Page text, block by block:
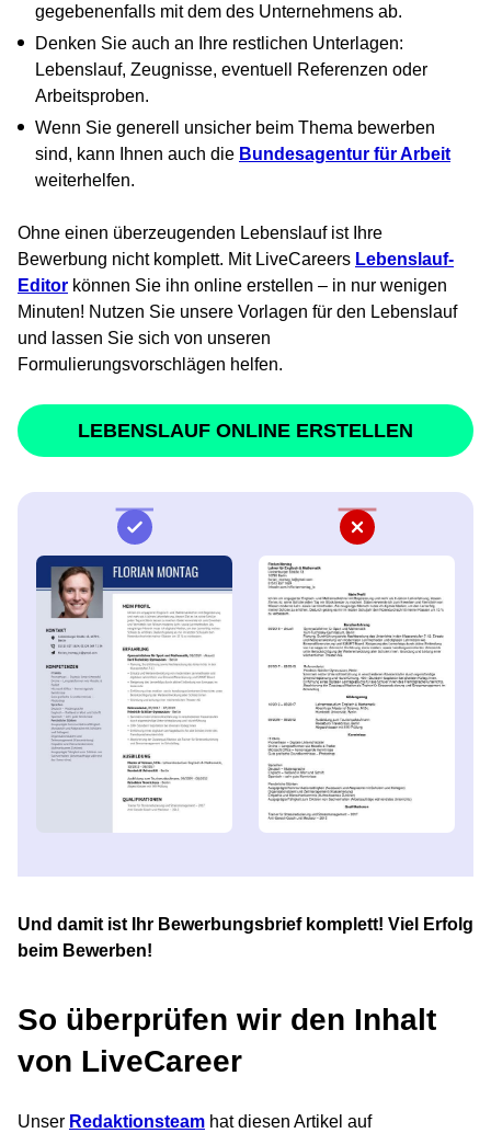
gegebenenfalls mit dem des Unternehmens ab.
Denken Sie auch an Ihre restlichen Unterlagen:
Lebenslauf, Zeugnisse, eventuell Referenzen oder
Arbeitsproben.
Wenn Sie generell unsicher beim Thema bewerben
sind, kann Ihnen auch die Bundesagentur für Arbeit
weiterhelfen.
Ohne einen überzeugenden Lebenslauf ist Ihre
Bewerbung nicht komplett. Mit LiveCareers Lebenslauf-
Editor können Sie ihn online erstellen – in nur wenigen
Minuten! Nutzen Sie unsere Vorlagen für den Lebenslauf
und lassen Sie sich von unseren
Formulierungsvorschlägen helfen.
LEBENSLAUF ONLINE ERSTELLEN
Und damit ist Ihr Bewerbungsbrief komplett! Viel Erfolg
beim Bewerben!
So überprüfen wir den Inhalt
von LiveCareer
Unser Redaktionsteam hat diesen Artikel auf